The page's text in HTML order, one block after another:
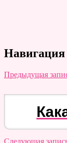
Навигация
Предыдущая